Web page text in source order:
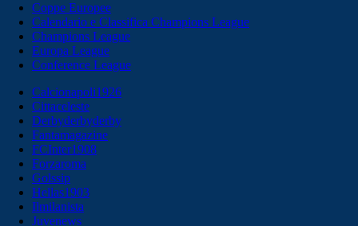
Coppe Europee
Calendario e Classifica Champions League
Champions League
Europa League
Conference League
Calcionapoli1926
Cittaceleste
Derbyderbyderby
Fantamagazine
FCInter1908
Forzaroma
Golssip
Hellas1903
Ilmilanista
Juvenews